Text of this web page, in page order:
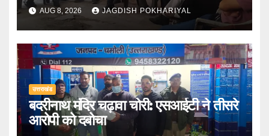
AUG 8, 2026 JAGDISH POKHARIYAL
उत्तराखंड
बदरीनाथ मंदिर चढ़ावा चोरी: एसआईटी ने तीसरे
आरोपी को दबोचा